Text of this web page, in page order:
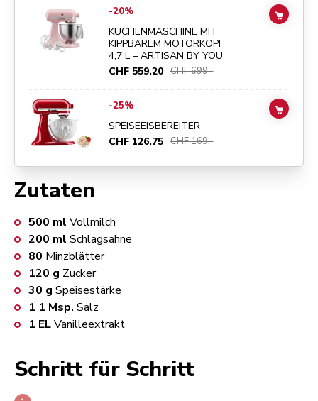
Zutaten
500 ml Vollmilch
200 ml Schlagsahne
80 Minzblätter
120 g Zucker
30 g Speisestärke
1 1 Msp. Salz
1 ELVanilleextrakt
Schritt für Schritt
Go toKÜCHENMASCHINE MIT KIPPBAREM MOTORKOPF 4,7 L –
-20%
KÜCHENMASCHINE MIT
KIPPBAREM MOTORKOPF
4,7 L – ARTISAN BY YOU
CHF 559.20 CHF 699.-
ADD
Go toSPEISEEISBEREITER
-25%
SPEISEEISBEREITER
CHF 126.75 CHF 169.-
ADD